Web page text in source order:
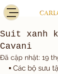
Suit xanh
Cavani
Đã cập nhật: 19
▪️ Các bộ sưu